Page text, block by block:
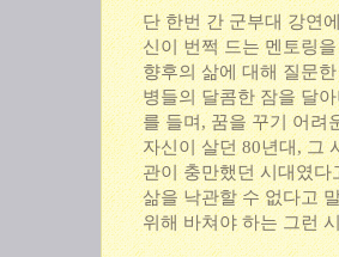
단 한번 간 군부대 강연
신이 번쩍 드는 멘토링
향후의 삶에 대해 질문
병들의 달콤한 잠을 달
를 들며, 꿈을 꾸기 어려
자신이 살던 80년대, 그
관이 충만했던 시대였다
삶을 낙관할 수 없다고
위해 바쳐야 하는 그런